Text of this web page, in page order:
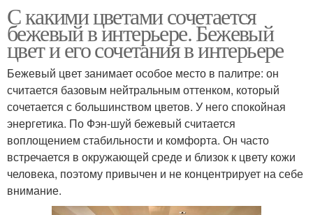
С какими цветами сочетается
бежевый в интерьере. Бежевый
цвет и его сочетания в интерьере
Бежевый цвет занимает особое место в палитре: он
считается базовым нейтральным оттенком, который
сочетается с большинством цветов. У него спокойная
энергетика. По Фэн-шуй бежевый считается
воплощением стабильности и комфорта. Он часто
встречается в окружающей среде и близок к цвету кожи
человека, поэтому привычен и не концентрирует на себе
внимание.